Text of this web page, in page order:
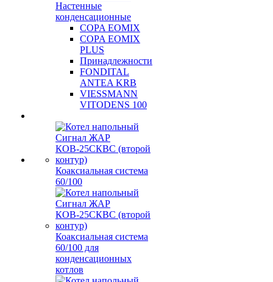
Настенные
конденсационные
COPA EOMIX
COPA EOMIX
PLUS
Принадлежности
FONDITAL
ANTEA KRB
VIESSMANN
VITODENS 100
Коаксиальная система
60/100
Коаксиальная система
60/100 для
конденсационных
котлов